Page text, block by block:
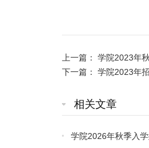
上一篇： 学院2023年
下一篇： 学院2023年
相关文章
学院2026年秋季入